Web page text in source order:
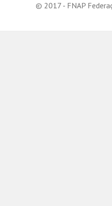
© 2017 - FNAP